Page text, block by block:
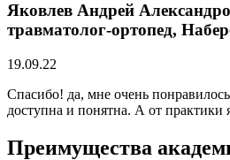
Яковлев Андрей
травматолог-ортопед,
19.09.22
Спасибо! да, мне очень
доступна и понятна. А от практики
Преимущества